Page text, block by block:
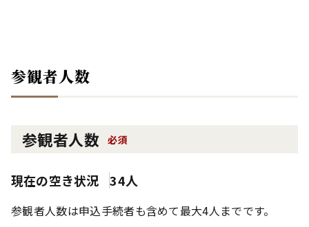
参観者人数
参観者人数 必須
現在の空き状況 34人
参観者人数は申込手続者も含めて最大4人までです。